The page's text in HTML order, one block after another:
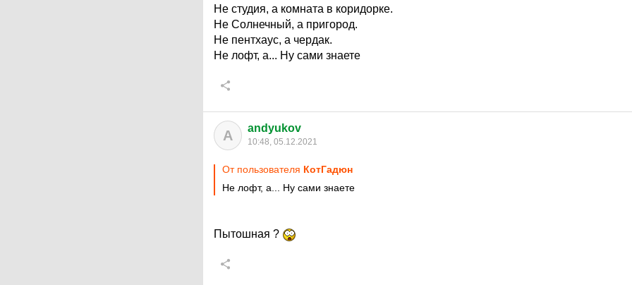
Не студия, а комната в коридорке.
Не Солнечный, а пригород.
Не пентхаус, а чердак.
Не лофт, а... Ну сами знаете
A andyukov
10:48, 05.12.2021
От пользователя КотГадюн
Не лофт, а... Ну сами знаете
Пытошная ?